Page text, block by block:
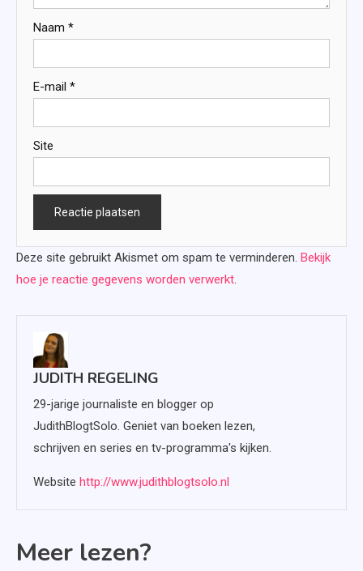
Naam *
E-mail *
Site
Deze site gebruikt Akismet om spam te verminderen. Bekijk
hoe je reactie gegevens worden verwerkt.
JUDITH REGELING
29-jarige journaliste en blogger op
JudithBlogtSolo. Geniet van boeken lezen,
schrijven en series en tv-programma's kijken.
Website http://www.judithblogtsolo.nl
Meer lezen?